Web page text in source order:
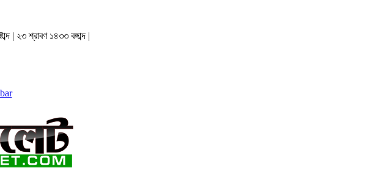
| ২৩ শ্রাবণ ১৪৩৩ বঙ্গাব্দ |